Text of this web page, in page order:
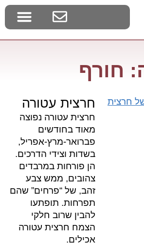
חורף
חרצית עטורה
חרצית עטורה נפוצה
מאוד בחודשים
פברואר-מרץ-אפריל,
בשדות וצידי הדרכים.
הן פורחות במרבדים
צהובים, ממש צבע
זהב, של “פרחים” שהם
תפרחות. תופתעו
להבין שרוב חלקי
הצמח חרצית עטורה
אכילים.